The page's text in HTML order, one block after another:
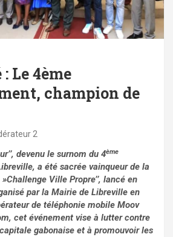
Le 4ème
champion de
2
devenu le surnom du 4ème
a été sacrée vainqueur de la
Ville Propre’’, lancé en
par la Mairie de Libreville en
de téléphonie mobile Moov
cet événement vise à lutter contre
gabonaise et à promouvoir les